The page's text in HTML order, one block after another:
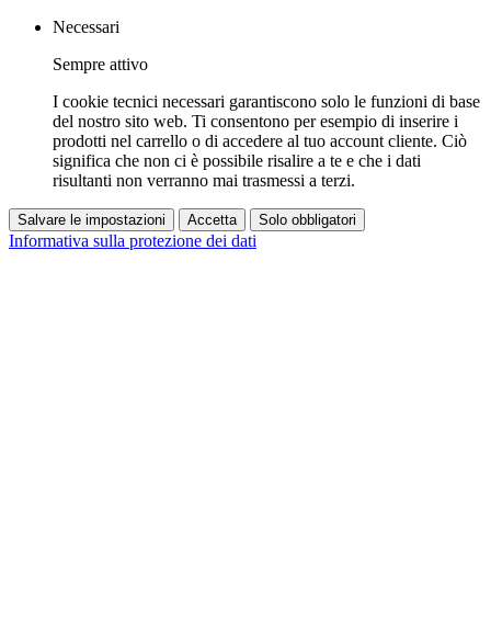
Necessari
Sempre attivo
I cookie tecnici necessari garantiscono solo le funzioni di base
del nostro sito web. Ti consentono per esempio di inserire i
prodotti nel carrello o di accedere al tuo account cliente. Ciò
significa che non ci è possibile risalire a te e che i dati
risultanti non verranno mai trasmessi a terzi.
Salvare le impostazioni Accetta Solo obbligatori
Informativa sulla protezione dei dati